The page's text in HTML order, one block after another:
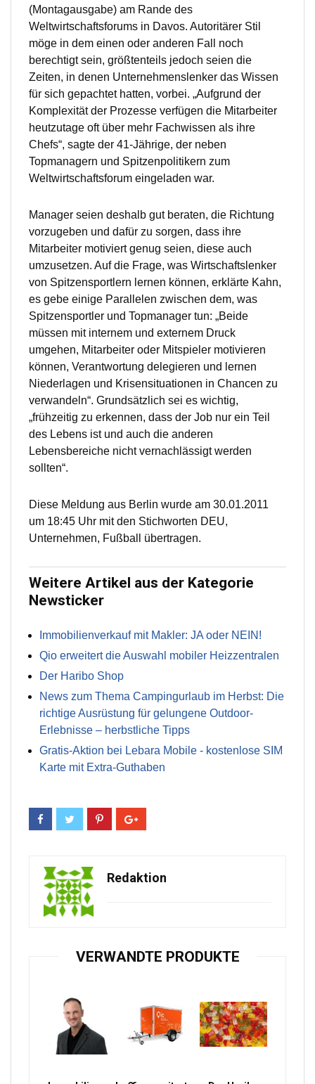
(Montagausgabe) am Rande des
Weltwirtschaftsforums in Davos. Autoritärer Stil
möge in dem einen oder anderen Fall noch
berechtigt sein, größtenteils jedoch seien die
Zeiten, in denen Unternehmenslenker das Wissen
für sich gepachtet hatten, vorbei. „Aufgrund der
Komplexität der Prozesse verfügen die Mitarbeiter
heutzutage oft über mehr Fachwissen als ihre
Chefs“, sagte der 41-Jährige, der neben
Topmanagern und Spitzenpolitikern zum
Weltwirtschaftsforum eingeladen war.
Manager seien deshalb gut beraten, die Richtung
vorzugeben und dafür zu sorgen, dass ihre
Mitarbeiter motiviert genug seien, diese auch
umzusetzen. Auf die Frage, was Wirtschaftslenker
von Spitzensportlern lernen können, erklärte Kahn,
es gebe einige Parallelen zwischen dem, was
Spitzensportler und Topmanager tun: „Beide
müssen mit internem und externem Druck
umgehen, Mitarbeiter oder Mitspieler motivieren
können, Verantwortung delegieren und lernen
Niederlagen und Krisensituationen in Chancen zu
verwandeln“. Grundsätzlich sei es wichtig,
„frühzeitig zu erkennen, dass der Job nur ein Teil
des Lebens ist und auch die anderen
Lebensbereiche nicht vernachlässigt werden
sollten“.
Diese Meldung aus Berlin wurde am 30.01.2011
um 18:45 Uhr mit den Stichworten DEU,
Unternehmen, Fußball übertragen.
Weitere Artikel aus der Kategorie
Newsticker
Immobilienverkauf mit Makler: JA oder NEIN!
Qio erweitert die Auswahl mobiler Heizzentralen
Der Haribo Shop
News zum Thema Campingurlaub im Herbst: Die
richtige Ausrüstung für gelungene Outdoor-
Erlebnisse – herbstliche Tipps
Gratis-Aktion bei Lebara Mobile - kostenlose SIM
Karte mit Extra-Guthaben
Redaktion
VERWANDTE PRODUKTE